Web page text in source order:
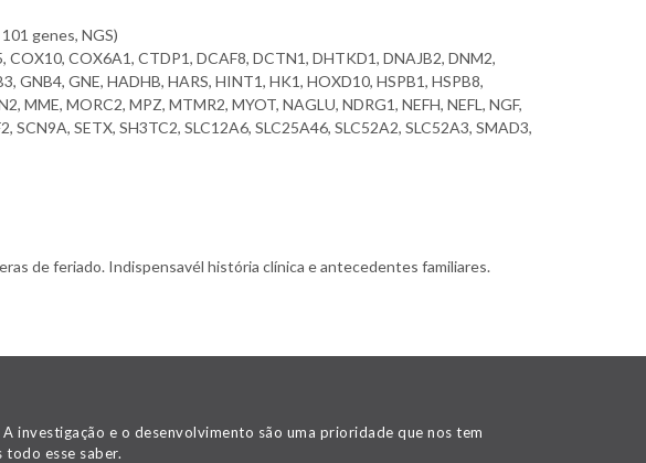
genes, NGS)
COX6A1, CTDP1, DCAF8, DCTN1, DHTKD1, DNAJB2, DNM2,
GNB4, GNE, HADHB, HARS, HINT1, HK1, HOXD10, HSPB1, HSPB8,
MME, MORC2, MPZ, MTMR2, MYOT, NAGLU, NDRG1, NEFH, NEFL, NGF,
SCN9A, SETX, SH3TC2, SLC12A6, SLC25A46, SLC52A2, SLC52A3, SMAD3,
de feriado. Indispensavél história clínica e antecedentes familiares.
investigação e o desenvolvimento são uma prioridade que nos tem
esse saber.